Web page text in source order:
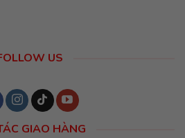
US
GIAO HÀNG